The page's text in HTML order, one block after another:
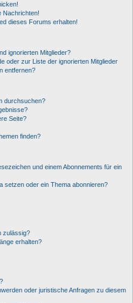
Nachrichten!
dieses Forums erhalten!
ignorierten Mitglieder?
oder zur Liste der ignorierten Mitglieder
entfernen?
durchsuchen?
Seite?
finden?
und einem Abonnements für ein
setzen oder ein Thema abonnieren?
zulässig?
erhalten?
oder juristische Anfragen zu diesem